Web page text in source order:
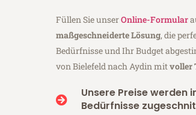
Füllen Sie unserOnline-Formular
maßgeschneiderte Lösung, die
Bedürfnisse und Ihr Budget
von Bielefeld nach Aydin mitvoller
Unsere Preise werden
Bedürfnisse